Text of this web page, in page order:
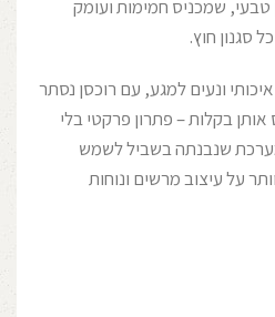
טבעי, שמכניס חמימות ועומק
סגנון חוץ.
ונעים למגע, עם רוכסן נסתר
בקלות – פתרון פרקטי בלי
שנבנתה בשביל לשמש
על עיצוב מרשים ונוחות